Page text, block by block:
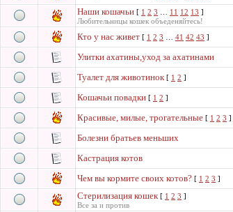
Наши кошачьи [ 1 2 3 11 12 13 ]
Любительницы кошек объеденяйтесь!
Кто у нас живет [ 1 2 3 41 42 43 ]
Улитки ахатины,уход за ахатинами
Туалет для животинок [ 1 2 ]
Кошачьи повадки [ 1 2 ]
Красивые, милые, трогательные [ 1 2 3 ]
Болезни братьев меньших
Кастрация котов
Чем вы кормите своих котов? [ 1 2 3 ]
Стерилизация кошек [ 1 2 3 ]
Все за и против